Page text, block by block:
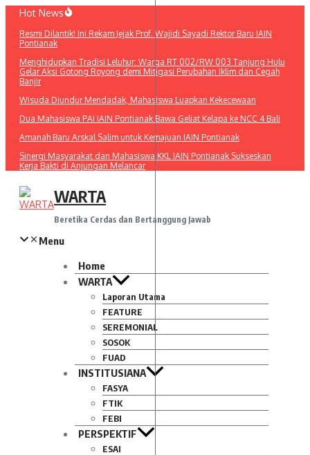
Lewati
konten
Hot News
Resmi Dilantik! Ini Rekam Jejak Prof. Wajidi Sayadi Rektor Baru IAIN
Pontianak
Menghidupkan Tradisi Leluhur: Warga RT 002/RW 003 Tanjung Hulu
Gelar Aksi Gotong Royong demi Mitigasi Perubahan Iklim dan Cegah
Banjir
Wisuda Diundur Mendadak, Mahasiswa Luapkan Kekecewaan
Dua Mahasiswa PAI IAIN Pontianak Bawa Geliat Kelapa ke NCC 4 Bali
Amanah Baru Arskal Salim untuk Kemajuan IAIN Pontianak
Sinergi Masyarakat dan Mahasiswa KKL IAIN Pontianak Sukseskan
Kerja Bakti di Anjungan Melancar
WARTA
Beretika Cerdas dan Bertanggung Jawab
Menu
Home
WARTA
Laporan Utama
FEATURE
SEREMONIAL
SOSOK
FUAD
INSTITUSIANA
FASYA
FTIK
FEBI
PERSPEKTIF
ESAI